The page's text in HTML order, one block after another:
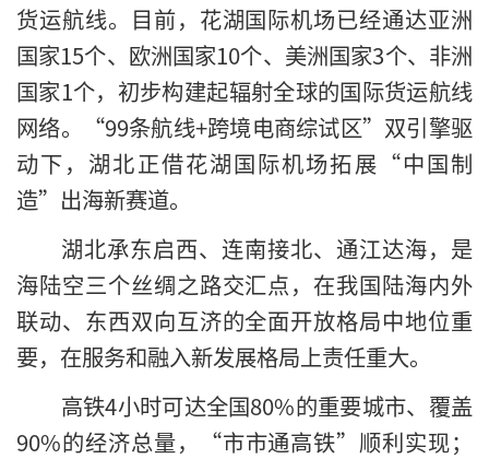
货运航线。目前，花湖国际机场已经通达亚洲
国家15个、欧洲国家10个、美洲国家3个、非洲
国家1个，初步构建起辐射全球的国际货运航线
网络。“99条航线+跨境电商综试区”双引擎驱
动下，湖北正借花湖国际机场拓展“中国制
造”出海新赛道。
湖北承东启西、连南接北、通江达海，是
海陆空三个丝绸之路交汇点，在我国陆海内外
联动、东西双向互济的全面开放格局中地位重
要，在服务和融入新发展格局上责任重大。
高铁4小时可达全国80%的重要城市、覆盖
90%的经济总量，“市市通高铁”顺利实现；